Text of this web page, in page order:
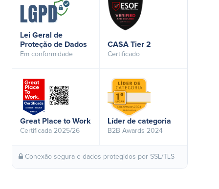
Lei Geral de
Proteção de Dados
Em conformidade
CASA Tier 2
Certificado
Great Place to Work
Certificada 2025/26
Líder de categoria
B2B Awards 2024
Conexão segura e dados protegidos por SSL/TLS